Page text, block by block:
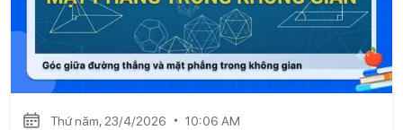
Thứ năm, 23/4/2026 10:06 AM